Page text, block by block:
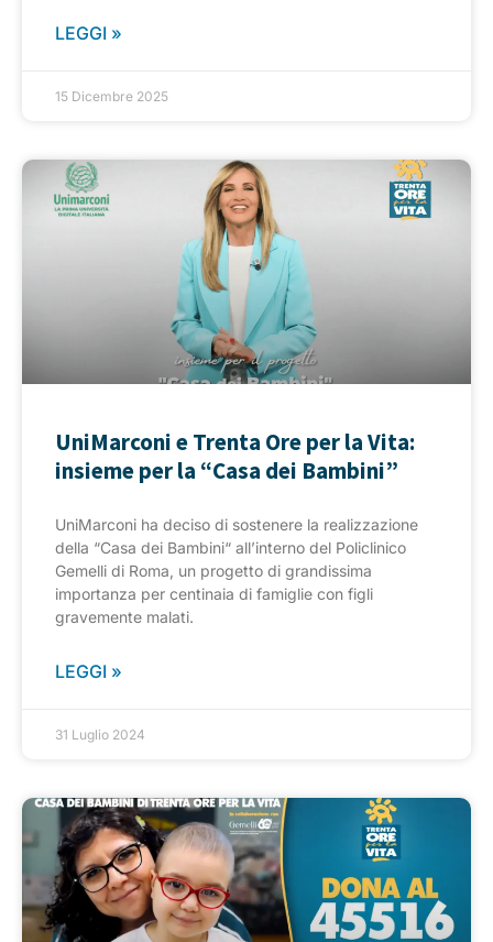
LEGGI »
15 Dicembre 2025
UniMarconi e Trenta Ore per la Vita:
insieme per la “Casa dei Bambini”
UniMarconi ha deciso di sostenere la realizzazione
della “Casa dei Bambini“ all’interno del Policlinico
Gemelli di Roma, un progetto di grandissima
importanza per centinaia di famiglie con figli
gravemente malati.
LEGGI »
31 Luglio 2024